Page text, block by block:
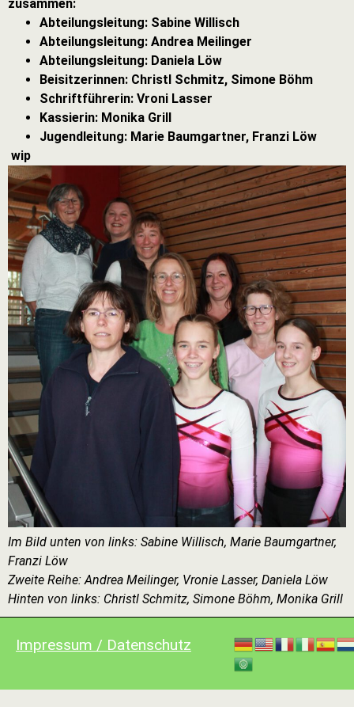
zusammen:
Abteilungsleitung: Sabine Willisch
Abteilungsleitung: Andrea Meilinger
Abteilungsleitung: Daniela Löw
Beisitzerinnen: Christl Schmitz, Simone Böhm
Schriftführerin: Vroni Lasser
Kassierin: Monika Grill
Jugendleitung: Marie Baumgartner, Franzi Löw
wip
Im Bild unten von links: Sabine Willisch, Marie Baumgartner,
Franzi Löw
Zweite Reihe: Andrea Meilinger, Vronie Lasser, Daniela Löw
Hinten von links: Christl Schmitz, Simone Böhm, Monika Grill
Impressum / Datenschutz